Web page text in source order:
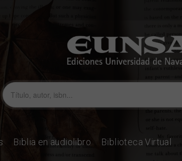
Biblia en audiolibro Biblioteca Virtual